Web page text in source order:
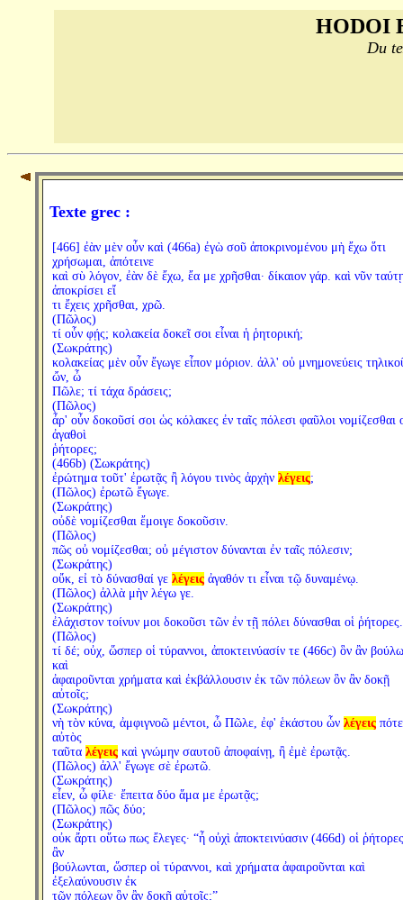
HODOI
Du
Texte grec :
[466] ἐὰν μὲν οὖν καὶ (466a) ἐγὼ σοῦ ἀποκρινομένου μὴ ἔχω ὅτι
χρήσωμαι, ἀπότεινε
καὶ σὺ λόγον, ἐὰν δὲ ἔχω, ἔα με χρῆσθαι· δίκαιον γάρ. καὶ νῦν
ἀποκρίσει εἴ
τι ἔχεις χρῆσθαι, χρῶ.
(Πῶλος)
τί οὖν φῄς; κολακεία δοκεῖ σοι εἶναι ἡ ῥητορική;
(Σωκράτης)
κολακείας μὲν οὖν ἔγωγε εἶπον μόριον. ἀλλ' οὐ μνημονεύεις
ὤν, ὦ
Πῶλε; τί τάχα δράσεις;
(Πῶλος)
ἆρ' οὖν δοκοῦσί σοι ὡς κόλακες ἐν ταῖς πόλεσι φαῦλοι νομίζεσθαι
ἀγαθοὶ
ῥήτορες;
(466b) (Σωκράτης)
ἐρώτημα τοῦτ' ἐρωτᾷς ἢ λόγου τινὸς ἀρχὴν λέγεις;
(Πῶλος) ἐρωτῶ ἔγωγε.
(Σωκράτης)
οὐδὲ νομίζεσθαι ἔμοιγε δοκοῦσιν.
(Πῶλος)
πῶς οὐ νομίζεσθαι; οὐ μέγιστον δύνανται ἐν ταῖς πόλεσιν;
(Σωκράτης)
οὔκ, εἰ τὸ δύνασθαί γε λέγειςἀγαθόν τι εἶναι τῷ δυναμένῳ.
(Πῶλος) ἀλλὰ μὴν λέγω γε.
(Σωκράτης)
ἐλάχιστον τοίνυν μοι δοκοῦσι τῶν ἐν τῇ πόλει δύνασθαι οἱ ῥήτορες.
(Πῶλος)
τί δέ; οὐχ, ὥσπερ οἱ τύραννοι, ἀποκτεινύασίν τε (466c) ὃν ἂν
καὶ
ἀφαιροῦνται χρήματα καὶ ἐκβάλλουσιν ἐκ τῶν πόλεων ὃν ἂν δοκῇ
αὐτοῖς;
(Σωκράτης)
νὴ τὸν κύνα, ἀμφιγνοῶ μέντοι, ὦ Πῶλε, ἐφ' ἑκάστου ὧν λέγεις
αὐτὸς
ταῦτα λέγειςκαὶ γνώμην σαυτοῦ ἀποφαίνῃ, ἢ ἐμὲ ἐρωτᾷς.
(Πῶλος) ἀλλ' ἔγωγε σὲ ἐρωτῶ.
(Σωκράτης)
εἶεν, ὦ φίλε· ἔπειτα δύο ἅμα με ἐρωτᾷς;
(Πῶλος) πῶς δύο;
(Σωκράτης)
οὐκ ἄρτι οὕτω πως ἔλεγες· “ἦ οὐχὶ ἀποκτεινύασιν (466d) οἱ
ἂν
βούλωνται, ὥσπερ οἱ τύραννοι, καὶ χρήματα ἀφαιροῦνται καὶ
ἐξελαύνουσιν ἐκ
τῶν πόλεων ὃν ἂν δοκῇ αὐτοῖς;”